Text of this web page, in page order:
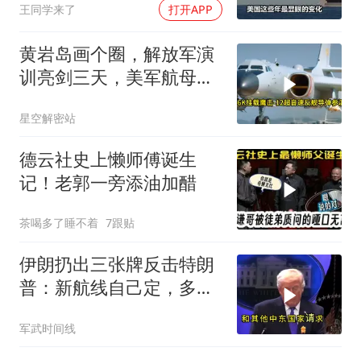
王同学来了 打开APP
黄岩岛画个圈，解放军演
训亮剑三天，美军航母从
星空解密站
德云社史上懒师傅诞生
记！老郭一旁添油加醋
茶喝多了睡不着 7跟贴
伊朗扔出三张牌反击特朗
普：新航线自己定，多国
前状态
军武时间线